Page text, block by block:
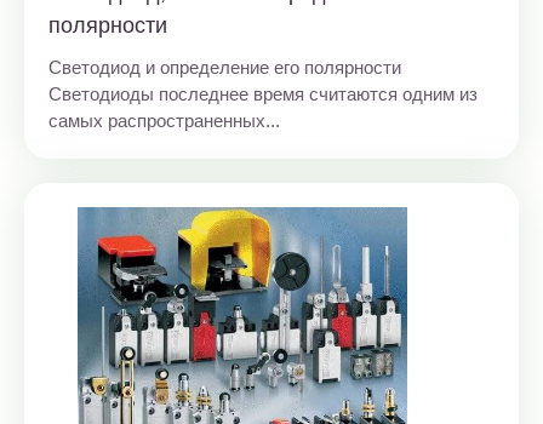
полярности
Светодиод и определение его полярности
Светодиоды последнее время считаются одним из
самых распространенных...